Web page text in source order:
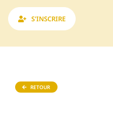
S'INSCRIRE
RETOUR